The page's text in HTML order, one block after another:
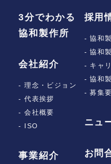
し，または本ウェブサイト上
■第5条（個人情報の第三者
1. 当社は，次に掲げる場合
ーザーの同意を得ることなく
提供することはありません。
a. 人の生命，身体または財産
ある場合であって，本人の同
ために特に必要がある場合で
3分でわかる
協和製作所
会社紹介
- 理念・ビジョン
- 代表挨拶
- 会社概要
- ISO
事業紹介
採用
- 協和
- 協和
- キャ
- 協和
- 募集
ニュ
お問